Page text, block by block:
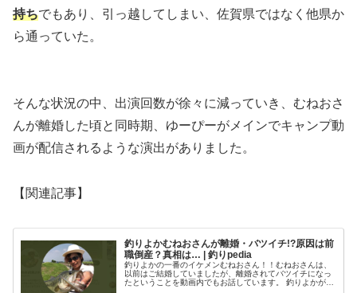
持ちでもあり、引っ越してしまい、佐賀県ではなく他県か
ら通っていた。
そんな状況の中、出演回数が徐々に減っていき、むねおさ
んが離婚した頃と同時期、ゆーぴーがメインでキャンプ動
画が配信されるような演出がありました。
【関連記事】
釣りよかむねおさんが離婚・バツイチ!?原因は前
職倒産？真相は… | 釣りpedia
釣りよかの一番のイケメンむねおさん！！むねおさんは、
以前はご結婚していましたが、離婚されてバツイチになっ
たということを動画内でもお話しています。 釣りよかが始